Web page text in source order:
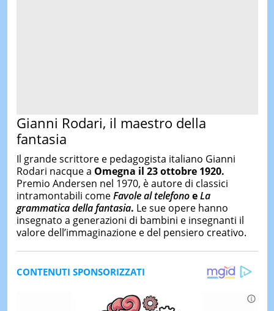
Gianni Rodari, il maestro della
fantasia
Il grande scrittore e pedagogista italiano Gianni
Rodari nacque a Omegna il 23 ottobre 1920.
Premio Andersen nel 1970, è autore di classici
intramontabili comeFavole al telefonoeLa
grammatica della fantasia. Le sue opere hanno
insegnato a generazioni di bambini e insegnanti il
valore dell’immaginazione e del pensiero creativo.